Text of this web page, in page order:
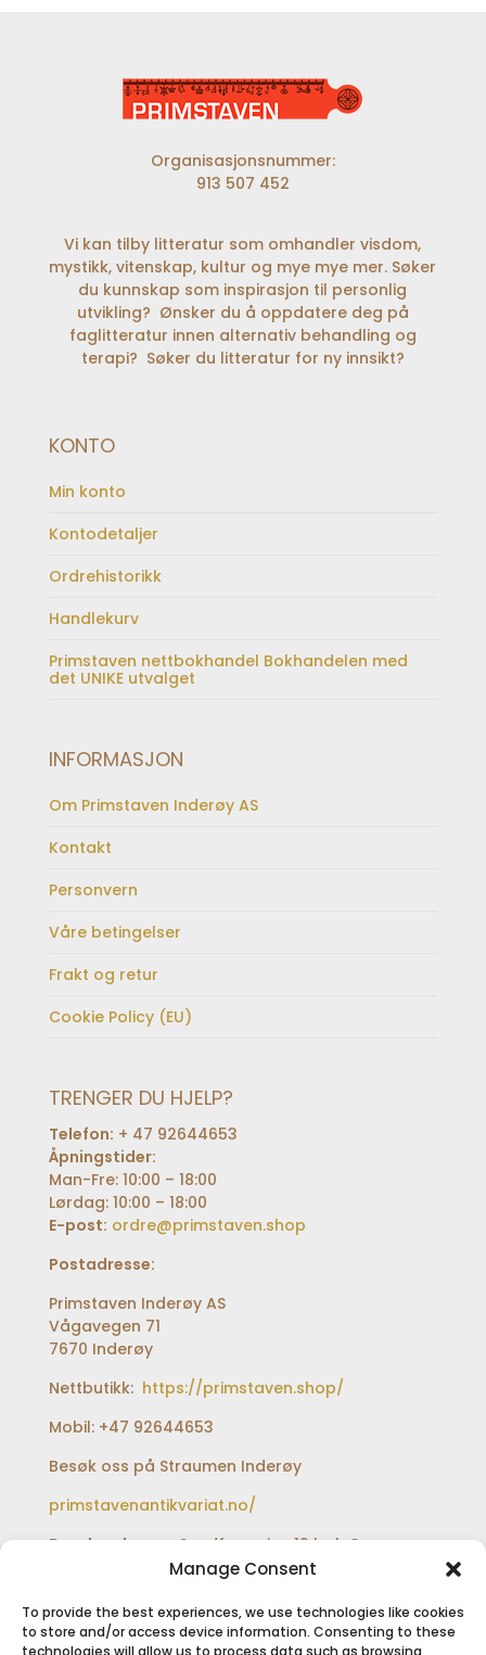
Manage Consent
To provide the best experiences, we use technologies like cookies
to store and/or access device information. Consenting to these
technologies will allow us to process data such as browsing
Organisasjonsnummer:
913 507 452
Vi kan tilby litteratur som omhandler visdom,
mystikk, vitenskap, kultur og mye mye mer. Søker
du kunnskap som inspirasjon til personlig
utvikling? Ønsker du å oppdatere deg på
faglitteratur innen alternativ behandling og
terapi? Søker du litteratur for ny innsikt?
KONTO
Min konto
Kontodetaljer
Ordrehistorikk
Handlekurv
Primstaven nettbokhandel Bokhandelen med
det UNIKE utvalget
INFORMASJON
Om Primstaven Inderøy AS
Kontakt
Personvern
Våre betingelser
Frakt og retur
Cookie Policy (EU)
TRENGER DU HJELP?
Telefon: + 47 92644653
Åpningstider:
Man-Fre: 10:00 – 18:00
Lørdag: 10:00 – 18:00
E-post: ordre@primstaven.shop
Postadresse:
Primstaven Inderøy AS
Vågavegen 71
7670 Inderøy
Nettbutikk: https://primstaven.shop/
Mobil: +47 92644653
Besøk oss på Straumen Inderøy
primstavenantikvariat.no/
Besøksadresse:Sundfærveien 12 bak Coop
extra og Shell bensinstasjon